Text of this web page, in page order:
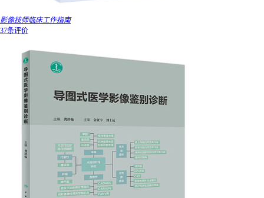
影像技师临床工作指南
37条评价